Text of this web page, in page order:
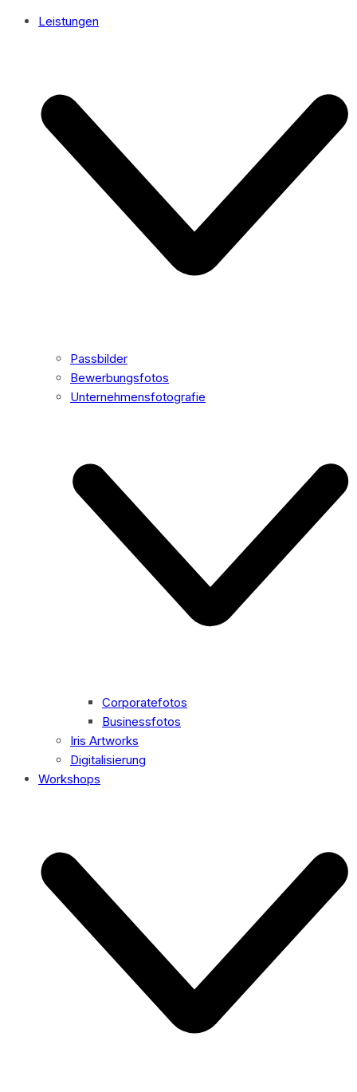
Leistungen
Passbilder
Bewerbungsfotos
Unternehmensfotografie
Corporatefotos
Businessfotos
Iris Artworks
Digitalisierung
Workshops